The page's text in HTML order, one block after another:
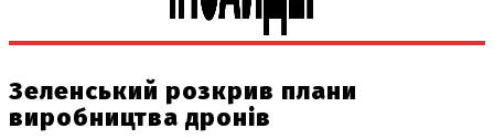
Зеленський розкрив плани
виробництва дронів